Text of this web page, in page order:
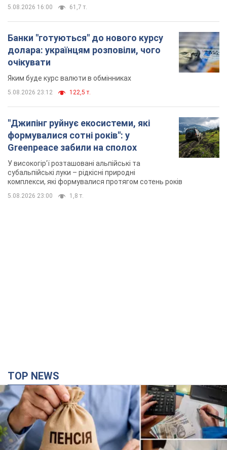
5.08.2026 16:00 61,7 т.
Банки "готуються" до нового курсу
долара: українцям розповіли, чого
очікувати
Яким буде курс валюти в обмінниках
5.08.2026 23:12 122,5 т.
"Джипінг руйнує екосистеми, які
формувалися сотні років": у
Greenpeace забили на сполох
У високогір'ї розташовані альпійські та
субальпійські луки – рідкісні природні
комплекси, які формувалися протягом сотень років
5.08.2026 23:00 1,8 т.
TOP NEWS